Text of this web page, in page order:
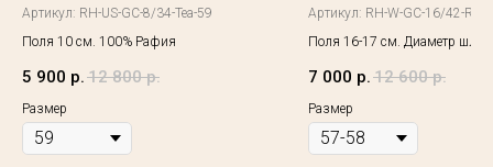
Артикул: RH-US-GC-8/34-Tea-59
Поля 10 см. 100% Рафия
5 900 р. 12 800 р.
Размер
Артикул: RH-W-GC-16/42-
Поля 16-17 см. Диаметр
7 000 р. 12 600 р.
Размер